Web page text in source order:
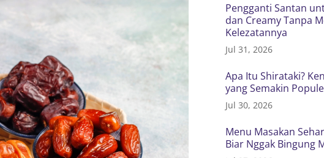
Pengganti Santan
dan Creamy Tanpa
Kelezatannya
Jul 31, 2026
Apa Itu Shirataki?
yang Semakin
Jul 30, 2026
Menu Masakan
Biar Nggak Bingung